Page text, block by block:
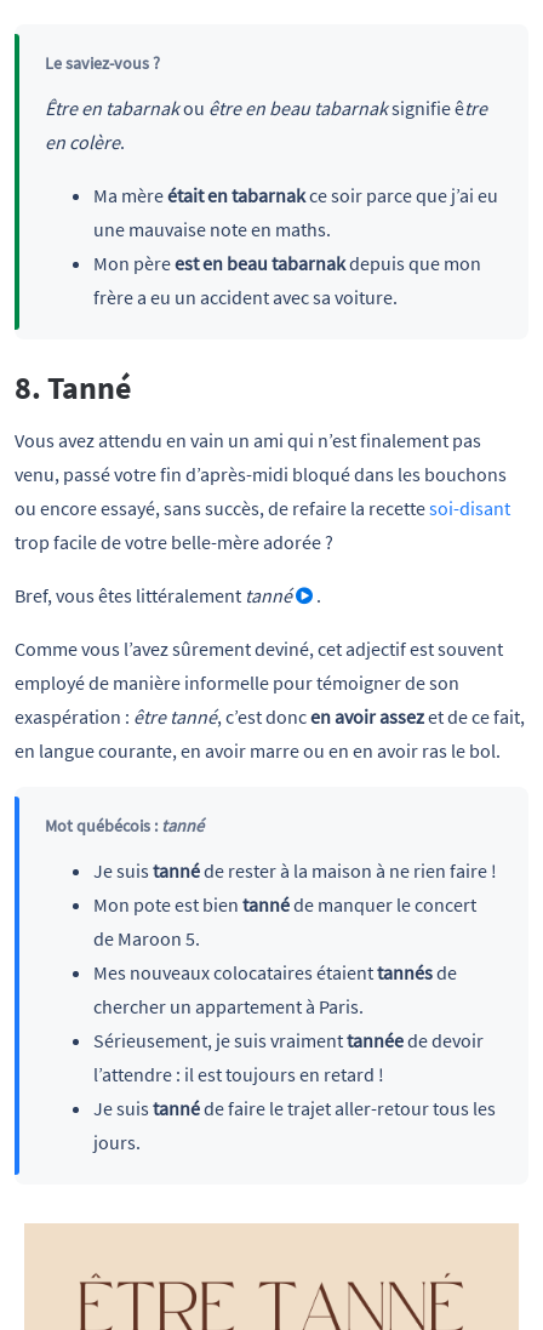
Le saviez-vous ?
Être en tabarnakou être en beau tabarnaksignifie être
en colère.
Ma mèreétait en tabarnakce soir parce que j’ai eu
une mauvaise note en maths.
Mon pèreest en beau tabarnakdepuis que mon
frère a eu un accident avec sa voiture.
8. Tanné
Vous avez attendu en vain un ami qui n’est finalement pas
venu, passé votre fin d’après-midi bloqué dans les bouchons
ou encore essayé, sans succès, de refaire la recettesoi-disant
trop facile de votre belle-mère adorée ?
Bref, vous êtes littéralement tanné .
Comme vous l’avez sûrement deviné, cet adjectif est souvent
employé de manière informelle pour témoigner de son
exaspération : être tanné, c’est doncen avoir assezet de ce fait,
en langue courante, en avoir marre ou en en avoir ras le bol.
Mot québécois : tanné
Je suis tannéde rester à la maison à ne rien faire !
Mon pote est bien tannéde manquer le concert
de Maroon 5.
Mes nouveaux colocataires étaienttannésde
chercher un appartement à Paris.
Sérieusement, je suis vraimenttannéede devoir
l’attendre : il est toujours en retard !
Je suis tannéde faire le trajet aller-retour tous les
jours.